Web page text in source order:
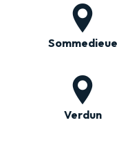
Sommedieue
Verdun